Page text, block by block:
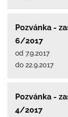
Pozvánka -
6/2017
od 7.9.2017
do 22.9.2017
Pozvánka -
4/2017